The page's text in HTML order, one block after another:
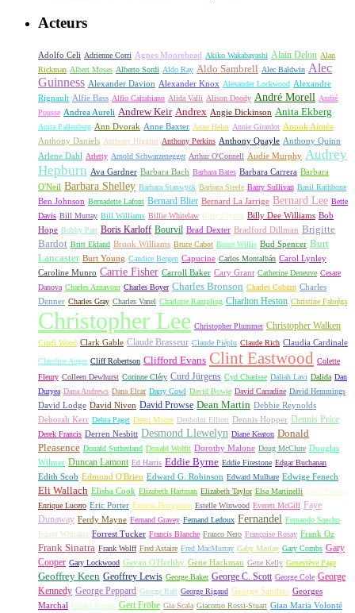
Acteurs
Adolfo Celi Adrienne Corri Agnes Moorehead Akiko Wakabayashi Alain Delon Alan
Rickman Albert Moses Alberto Sordi Aldo Ray Aldo Sambrell Alec Baldwin Alec
Guinness Alexander Davion Alexander Knox Alexander Lockwood Alexandre
Rignault Alfie Bass Alfio Caltabiano Alida Valli Alison Doody André Morell André
Pousse Andrea Aureli Andrew Keir Andrex Angie Dickinson Anita Ekberg
Anita Pallenberg Ann Dvorak Anne Baxter Anne Helm Annie Girardot Anouk Aimée
Anthony Daniels Anthony Higgins Anthony Perkins Anthony Quayle Anthony Quinn
Arlene Dahl Arletty Arnold Schwarzenegger Arthur O'Connell Audie Murphy Audrey
Hepburn Ava Gardner Barbara Bach Barbara Bates Barbara Carrera Barbara
O'Neil Barbara Shelley Barbara Stanwyck Barbara Steele Barry Sullivan Basil Rathbone
Ben Johnson Bernadette Lafont Bernard Blier Bernard La Jarrige Bernard Lee Bette
Davis Bill Murray Bill Williams Billie Whitelaw Billy Crystal Billy Dee Williams Bob
Hope Bobby Parr Boris Karloff Bourvil Brad Dexter Bradford Dillman Brigitte
Bardot Britt Ekland Brook Williams Bruce Cabot Bruce Willis Bud Spencer Burt
Lancaster Burt Young Candice Bergen Capucine Carlos Montalbán Carol Lynley
Caroline Munro Carrie Fisher Carroll Baker Cary Grant Catherine Deneuve Cesare
Danova Charles Aznavour Charles Boyer Charles Bronson Charles Coburn Charles
Denner Charles Gray Charles Vanel Charlotte Rampling Charlton Heston Christine Fabréga
Christopher Lee Christopher Plummer Christopher Walken
Cindi Wood Clark Gable Claude Brasseur Claude Piéplu Claude Rich Claudia Cardinale
Claudine Auger Cliff Robertson Clifford Evans Clint Eastwood Colette
Fleury Colleen Dewhurst Corinne Cléry Curd Jürgens Cyd Charisse Daliah Lavi Dalida Dan
Duryea Dana Andrews Dana Elcar Darry Cowl David Bowie David Carradine David Hemmings
David Lodge David Niven David Prowse Dean Martin Debbie Reynolds
Deborah Kerr Debra Paget Demi Moore Denholm Elliott Dennis Hopper Dennis Price
Derek Francis Derren Nesbitt Desmond Llewelyn Diane Keaton Donald
Pleasence Donald Sutherland Donald Wolfit Dorothy Malone Doug McClure Douglas
Wilmer Duncan Lamont Ed Harris Eddie Byrne Eddie Firestone Edgar Buchanan
Edith Scob Edmond O'Brien Edward G. Robinson Edward Mulhare Edwige Fenech
Eli Wallach Elisha Cook Elizabeth Hartman Elizabeth Taylor Elsa Martinelli Elvis Presley
Enrique Lucero Eric Porter Ernest Borgnine Estelle Winwood Everett McGill Faye
Dunaway Ferdy Mayne Fernand Gravey Fernand Ledoux Fernandel Fernando Sancho
Forest Whitaker Forrest Tucker Francis Blanche Franco Nero Françoise Rosay Frank Oz
Frank Sinatra Frank Wolff Fred Astaire Fred MacMurray Gaby Morlay Gary Combs Gary
Cooper Gary Lockwood Gavan O'Herlihy Gene Hackman Gene Kelly Geneviève Page
Geoffrey Keen Geoffrey Lewis George Baker George C. Scott George Cole George
Kennedy George Peppard George Raft George Rigaud George Sanders Georges
Marchal Gérard Jugnot Gert Fröbe Gia Scala Giacomo Rossi-Stuart Gian Maria Volonté